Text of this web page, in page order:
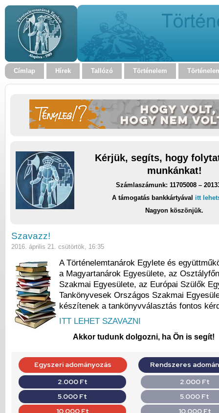
Címlap Hírek Tallózó Történelem
Kérjük, segíts, hogy
munkánkat!
Számlaszámunk: 11705008 –
A támogatás bankkártyával itt
Nagyon köszönjük.
Szavazz!
2016. április 21. csütörtök, 16:35
A Történelemtanárok Egylete és
a Magyartanárok Egyesülete, az
Szakmai Egyesülete, az Európai Szülők
Tankönyvesek Országos Szakmai
készítenek a tankönyvválasztás fontos
ITT LEHET SZAVAZNI
Akkor tudunk dolgozni, ha Ön is segít!